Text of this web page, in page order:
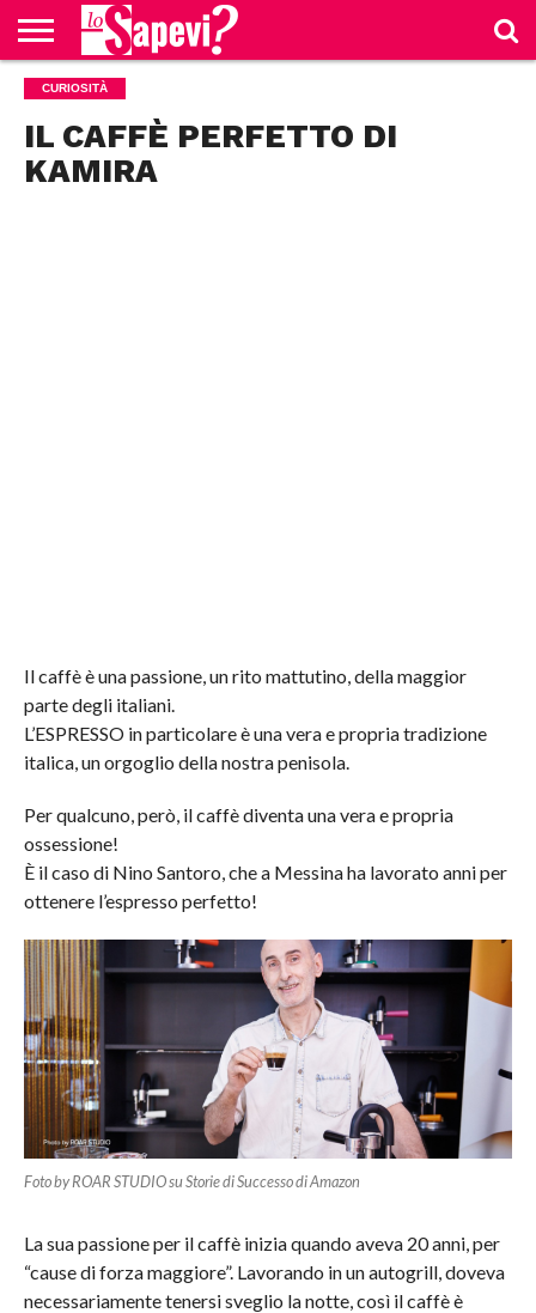
CURIOSITÀ
BENESSERE
GOSSIP
PRODOTTI
NEWS
CASA E
CURIOSITÀ
IL CAFFÈ PERFETTO DI
KAMIRA
Il caffè è una passione, un rito mattutino, della maggior
parte degli italiani.
L’ESPRESSO in particolare è una vera e propria tradizione
italica, un orgoglio della nostra penisola.
Per qualcuno, però, il caffè diventa una vera e propria
ossessione!
È il caso di Nino Santoro, che a Messina ha lavorato anni per
ottenere l’espresso perfetto!
Foto by ROAR STUDIO su Storie di Successo di Amazon
La sua passione per il caffè inizia quando aveva 20 anni, per
“cause di forza maggiore”. Lavorando in un autogrill, doveva
necessariamente tenersi sveglio la notte, così il caffè è